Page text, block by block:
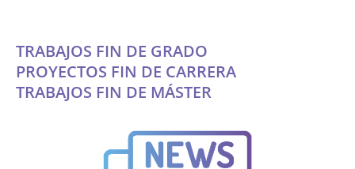
TRABAJOS FIN DE GRADO
PROYECTOS FIN DE CARRERA
TRABAJOS FIN DE MÁSTER